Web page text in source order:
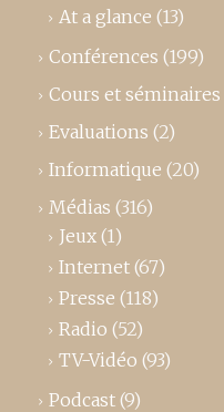
At a glance (13)
Conférences (199)
Cours et séminaires
Evaluations (2)
Informatique (20)
Médias (316)
Jeux (1)
Internet (67)
Presse (118)
Radio (52)
TV-Vidéo (93)
Podcast (9)